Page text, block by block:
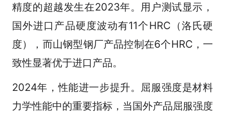
精度的超越发生在2023年。用户测试显示，
国外进口产品硬度波动有11个HRC（洛氏硬
度），而山钢型钢厂产品控制在6个HRC，一
致性显著优于进口产品。
2024年，性能进一步提升。屈服强度是材料
力学性能中的重要指标，当国外产品屈服强度